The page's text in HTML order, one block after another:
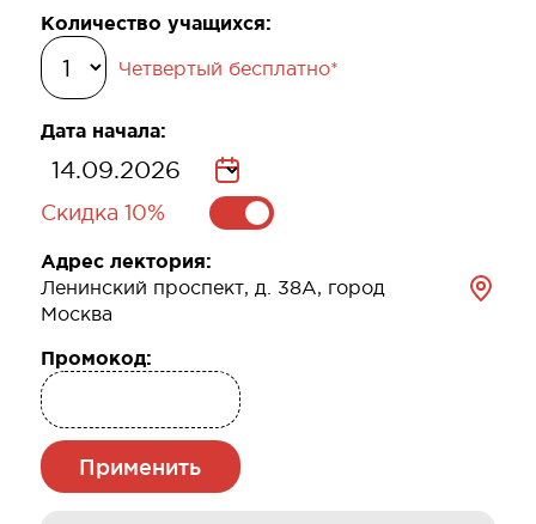
Количество учащихся:
Четвертый бесплатно*
Дата начала:
Скидка 10%
Адрес лектория:
Ленинский проспект, д. 38А, город
Москва
Промокод:
Применить